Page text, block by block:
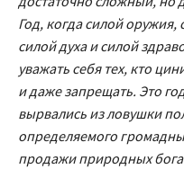
Год, когда силой
силой духа и силой
уважать себя тех, кто
и даже запрещать. Это
вырвались из ловушки
определяемого
продажи природных